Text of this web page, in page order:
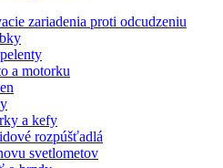
zariadenia proti odcudzeniu
a motorku
a kefy
rozpúšťadlá
svetlometov